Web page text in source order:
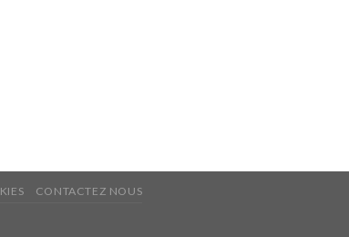
CONTACTEZ NOUS